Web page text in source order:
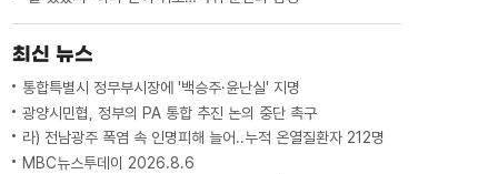
최신 뉴스
통합특별시 정무부시장에 '백승주·윤난실' 지명
광양시민협, 정부의 PA 통합 추진 논의 중단 촉구
라) 전남광주 폭염 속 인명피해 늘어..누적 온열질환자 212명
MBC뉴스투데이 2026.8.6